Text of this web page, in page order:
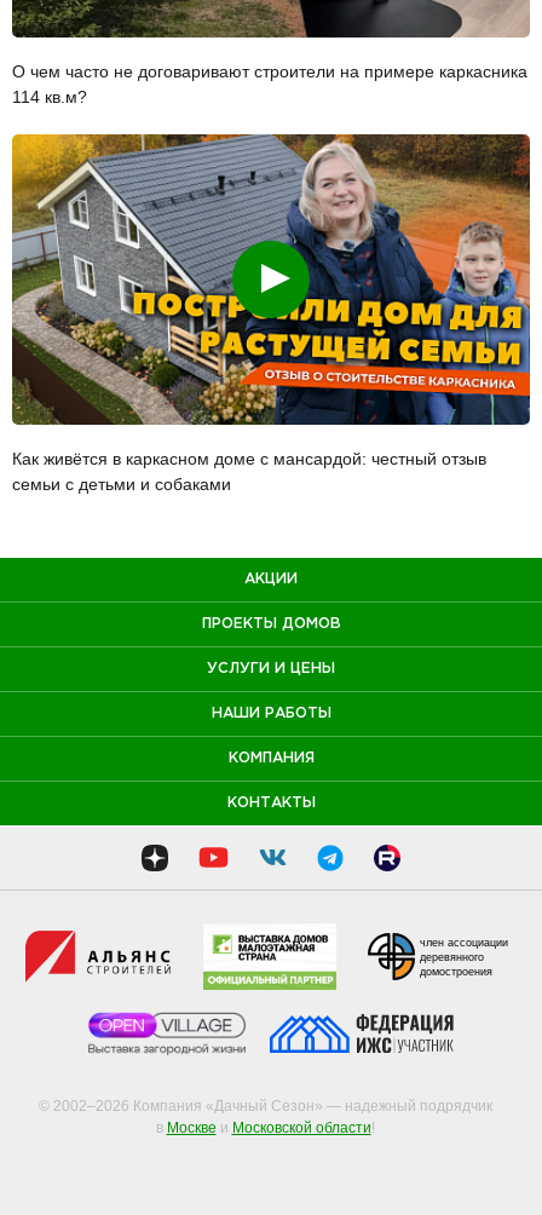
О чем часто не договаривают строители на примере каркасника
114 кв.м?
Смотреть
Как живётся в каркасном доме с мансардой: честный отзыв
семьи с детьми и собаками
АКЦИИ
ПРОЕКТЫ ДОМОВ
УСЛУГИ И ЦЕНЫ
НАШИ РАБОТЫ
КОМПАНИЯ
КОНТАКТЫ
© 2002–2026 Компания «Дачный Сезон» — надежный подрядчик
в Москве и Московской области!
член ассоциации
деревянного
домостроения